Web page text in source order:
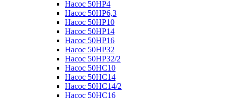
Насос 50НР4
Насос 50НР6,3
Насос 50НР10
Насос 50НР14
Насос 50НР16
Насос 50НР32
Насос 50НР32/2
Насос 50НС10
Насос 50НС14
Насос 50НС14/2
Насос 50НС16